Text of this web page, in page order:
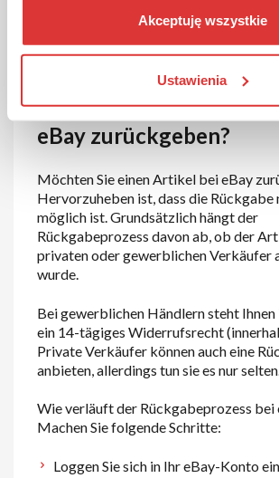
Akceptuję wszystkie
Ustawienia
eBay entsprechen. Das Unternehmen
Erwartungen seiner Kunden zu
erstklassiges Einkaufserlebnis zu
Wie kann man einen
eBay zurückgeben?
Möchten Sie einen Artikel bei eBay
Hervorzuheben ist, dass die Rückgabe
möglich ist. Grundsätzlich hängt der
Rückgabeprozess davon ab, ob der
privaten oder gewerblichen Verkäufer
wurde.
Bei gewerblichen Händlern steht Ihnen
ein 14-tägiges Widerrufsrecht
Private Verkäufer können auch eine
anbieten, allerdings tun sie es nur selten.
Wie verläuft der Rückgabeprozess bei
Machen Sie folgende Schritte:
Loggen Sie sich in Ihr eBay-Konto